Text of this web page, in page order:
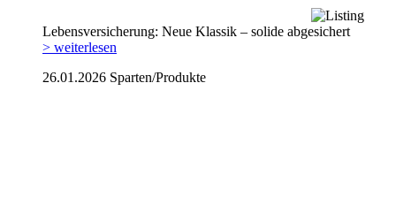
Lebensversicherung: Neue Klassik – solide abgesichert
> weiterlesen
26.01.2026 Sparten/Produkte